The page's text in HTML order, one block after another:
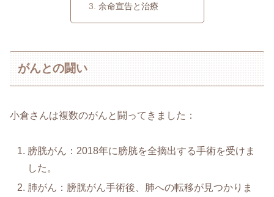
余命宣告と治療
がんとの闘い
小倉さんは複数のがんと闘ってきました：
膀胱がん：2018年に膀胱を全摘出する手術を受けま
した。
肺がん：膀胱がん手術後、肺への転移が見つかりま